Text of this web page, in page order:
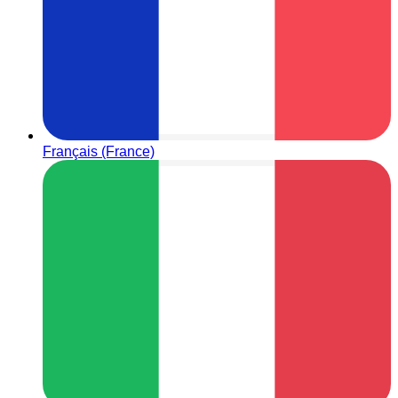
Français (France)